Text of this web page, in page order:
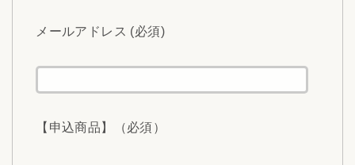
メールアドレス (必須)
【申込商品】（必須）